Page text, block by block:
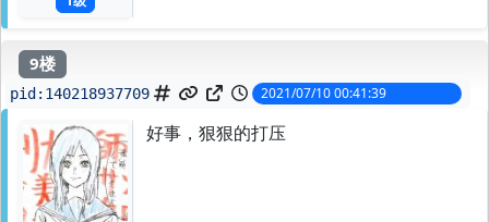
9楼
pid: 140218937709 2021/07/10 00:41:39
好事，狠狠的打压